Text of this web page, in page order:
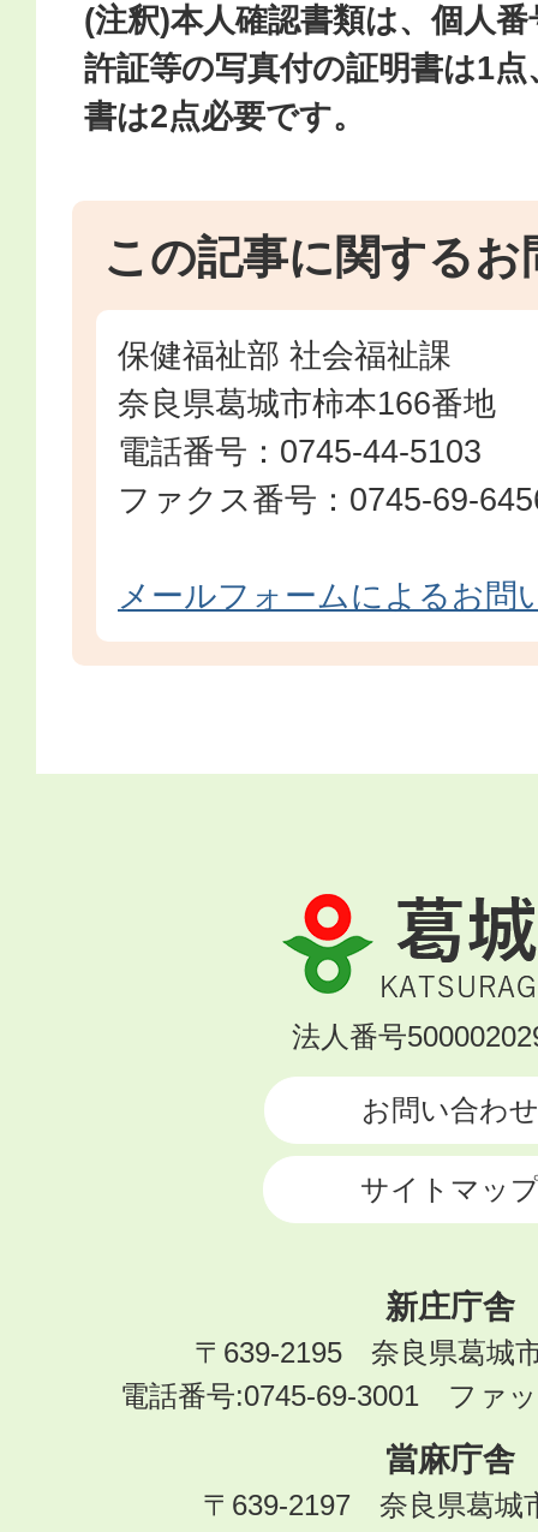
(注釈)本人確認書類は、個人
許証等の写真付の証明書は1
書は2点必要です。
この記事に関するお
保健福祉部 社会福祉課
奈良県葛城市柿本166番地
電話番号：0745-44-5103
ファクス番号：0745-69-
メールフォームによるお問
葛
城
市
KATSURAGI
法人番号
お問い合わせ
サイトマッ
新庄庁舎
〒639-2195 奈良県葛城
電話番号:0745-69-3001 ファ
當麻庁舎
〒639-2197 奈良県葛城